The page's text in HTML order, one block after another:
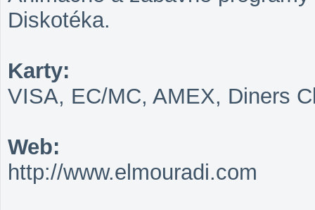
Diskotéka.
Karty:
VISA, EC/MC, AMEX, Diners
Web:
http://www.elmouradi.com